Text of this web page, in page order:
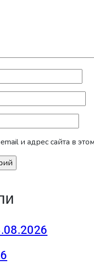
и адрес сайта в